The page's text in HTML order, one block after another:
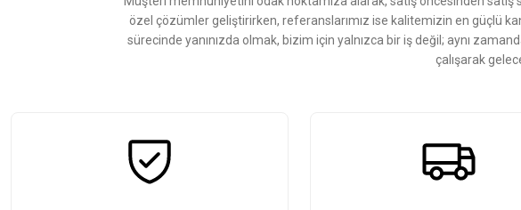
Bu ürüne benzer farklı alternatifler olmalı.
özel çözümler geliştirirken, referanslarımız ise kalitemizin en güçlü
sürecinde yanınızda olmak, bizim için yalnızca bir iş değil; aynı
çalışarak